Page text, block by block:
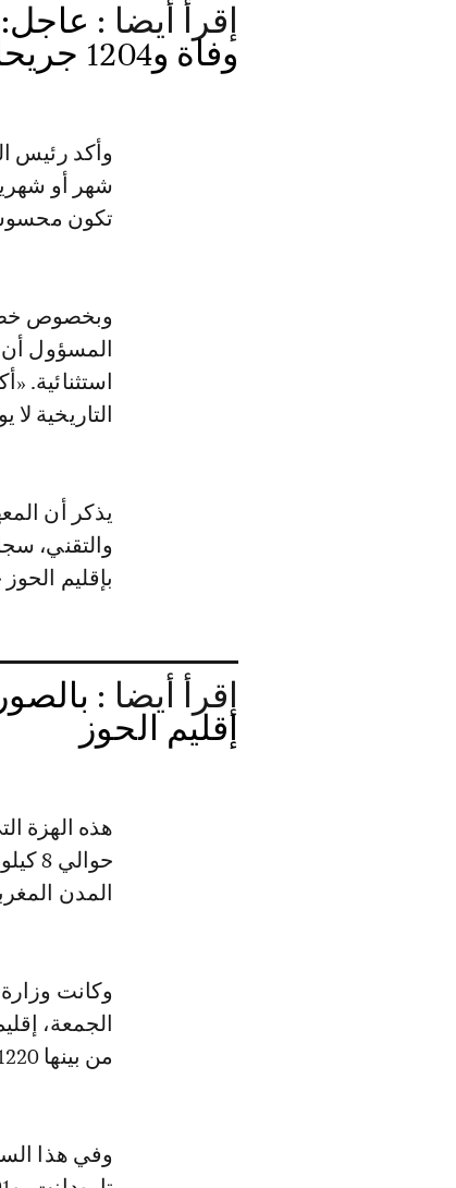
إقرأ أيضا :
وفاة و1204 جريحا
وأكد رئيس
تكون
وبخصوص
المسؤول أن
استثنائية.
التاريخية لا
يذكر أن
بإقليم الحوز
إقرأ أيضا :
إقليم الحوز
هذه الهزة
المدن
وكانت
من بينها 1220 إصابة خطرة.